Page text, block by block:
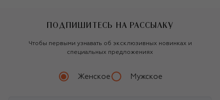
ПОДПИШИТЕСЬ НА РАССЫЛКУ
Чтобы первыми узнавать об эксклюзивных новинках и
специальных предложениях
Женское Мужское